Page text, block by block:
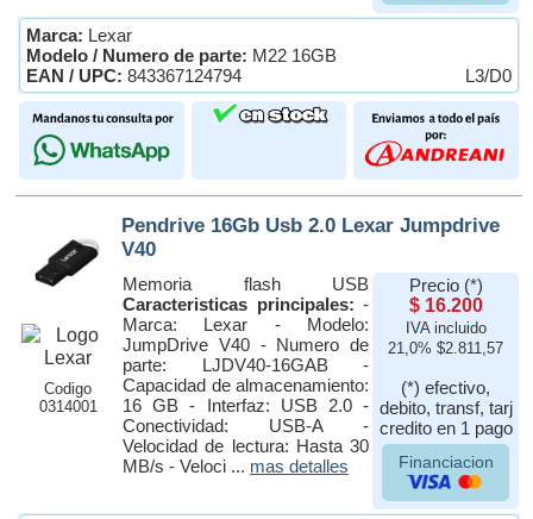
Marca: Lexar
Modelo / Numero de parte: M22 16GB
EAN / UPC: 843367124794 L3/D0
Codigo
0314001
Pendrive 16Gb Usb 2.0 Lexar Jumpdrive
V40
Memoria flash USB
Caracteristicas principales: -
Marca: Lexar - Modelo:
JumpDrive V40 - Numero de
parte: LJDV40-16GAB -
Capacidad de almacenamiento:
16 GB - Interfaz: USB 2.0 -
Conectividad: USB-A -
Velocidad de lectura: Hasta 30
MB/s - Veloci ... mas detalles
Precio (*)
$ 16.200
IVA incluido
21,0% $2.811,57
(*) efectivo,
debito, transf, tarj
credito en 1 pago
Financiacion